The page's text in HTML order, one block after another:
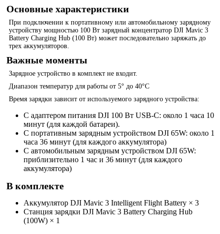
Основные характеристики
При подключении к портативному или автомобильному зарядному
устройству мощностью 100 Вт зарядный концентратор DJI Mavic 3
Battery Charging Hub (100 Вт) может последовательно заряжать до
трех аккумуляторов.
Важные моменты
Зарядное устройство в комплект не входит.
Диапазон температур для работы от 5° до 40°C
Время зарядки зависит от используемого зарядного устройства:
С адаптером питания DJI 100 Вт USB-C: около 1 часа 10
минут (для каждой батареи).
С портативным зарядным устройством DJI 65W: около 1
часа 36 минут (для каждого аккумулятора)
С автомобильным зарядным устройством DJI 65W:
приблизительно 1 час и 36 минут (для каждого
аккумулятора)
В комплекте
Аккумулятор DJI Mavic 3 Intelligent Flight Battery × 3
Станция зарядки DJI Mavic 3 Battery Charging Hub
(100W) × 1